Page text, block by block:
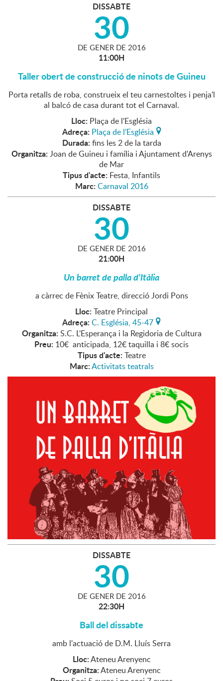
DISSABTE
30
DE GENER DE 2016
11:00H
Taller obert de construcció de ninots de Guineu
Porta retalls de roba, construeix el teu carnestoltes i penja'l
al balcó de casa durant tot el Carnaval.
Lloc: Plaça de l'Església
Adreça: Plaça de l'Església
Durada: fins les 2 de la tarda
Organitza: Joan de Guineu i família i Ajuntament d'Arenys
de Mar
Tipus d'acte: Festa, Infantils
Marc: Carnaval 2016
DISSABTE
30
DE GENER DE 2016
21:00H
Un barret de palla d'Itàlia
a càrrec de Fènix Teatre, direcció Jordi Pons
Lloc: Teatre Principal
Adreça: C. Església, 45-47
Organitza: S.C. L'Esperança i la Regidoria de Cultura
Preu: 10€ anticipada, 12€ taquilla i 8€ socis
Tipus d'acte: Teatre
Marc:Activitats teatrals
DISSABTE
30
DE GENER DE 2016
22:30H
Ball del dissabte
amb l'actuació de D.M. Lluís Serra
Lloc:Ateneu Arenyenc
Organitza:Ateneu Arenyenc